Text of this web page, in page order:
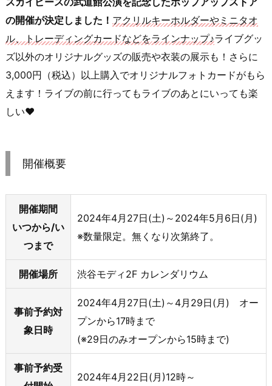
の開催が決定しました！ アクリルキーホルダーやミニタオ
ル、トレーディングカードなどをラインナップ♪ライブグッ
ズ以外のオリジナルグッズの販売や衣装の展示も！さらに
3,000円（税込）以上購入でオリジナルフォトカードがもら
えます！ライブの前に行ってもライブのあとにいっても楽
しい♥
開催概要
開催期間
いつから/い
つまで
2024年4月27日(土)～2024年5月6日(月)
※数量限定。無くなり次第終了。
開催場所 渋谷モディ2F カレンダリウム
事前予約対
象日時
2024年4月27日(土)～4月29日(月) オー
プンから17時まで
(※29日のみオープンから15時まで)
事前予約受
2024年4月22日(月)12時～